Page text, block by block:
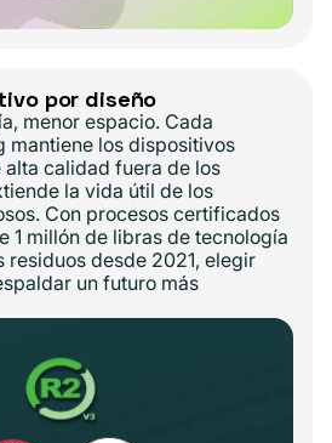
por diseño
menor espacio. Cada
mantiene los dispositivos
calidad fuera de los
la vida útil de los
Con procesos certificados
1 millón de libras de tecnología
residuos desde 2021, elegir
un futuro más